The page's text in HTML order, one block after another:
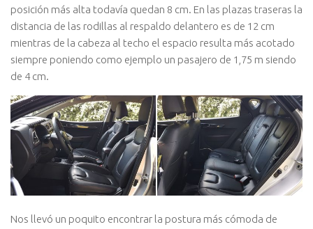
posición más alta todavía quedan 8 cm. En las plazas traseras la
distancia de las rodillas al respaldo delantero es de 12 cm
mientras de la cabeza al techo el espacio resulta más acotado
siempre poniendo como ejemplo un pasajero de 1,75 m siendo
de 4 cm.
Nos llevó un poquito encontrar la postura más cómoda de